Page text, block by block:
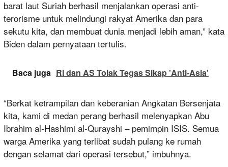
barat laut Suriah berhasil menjalankan operasi anti-
terorisme untuk melindungi rakyat Amerika dan para
sekutu kita, dan membuat dunia menjadi lebih aman,” kata
Biden dalam pernyataan tertulis.
Baca juga RI dan AS Tolak Tegas Sikap 'Anti-Asia'
“Berkat ketrampilan dan keberanian Angkatan Bersenjata
kita, kami di medan perang berhasil melenyapkan Abu
Ibrahim al-Hashimi al-Qurayshi – pemimpin ISIS. Semua
warga Amerika yang terlibat sudah pulang ke rumah
dengan selamat dari operasi tersebut,” imbuhnya.